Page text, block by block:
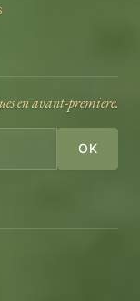
en avant-premiere.
OK